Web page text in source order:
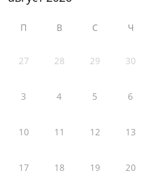
П В С Ч
27 28 29 30
3 4 5 6
10 11 12 13
17 18 19 20